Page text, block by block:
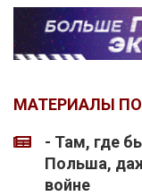
МАТЕРИАЛЫ
- Там, где
Польша,
войне